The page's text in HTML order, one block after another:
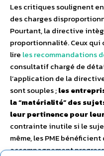
Les critiques soulignent
des charges
Pourtant, la directive
proportionnalité. Ceux qui
lire les recommandations
consultatif chargé de
l’application de la
sont souples ;les
la “matérialité” des
leur pertinence pour
contrainte inutile si le
même, les PME
accompagnement